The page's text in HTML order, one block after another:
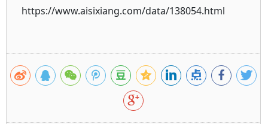
https://www.aisixiang.com/data/138054.html